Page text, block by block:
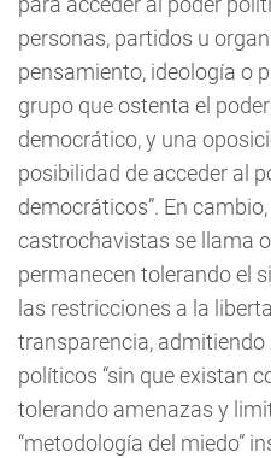
personas, partidos u
pensamiento, ideología o
grupo que ostenta el
democrático, y una
posibilidad de acceder al
democráticos”. En
castrochavistas se llama
permanecen tolerando el
las restricciones a la
transparencia, admitiendo
políticos “sin que existan
tolerando amenazas y
“metodología del miedo”